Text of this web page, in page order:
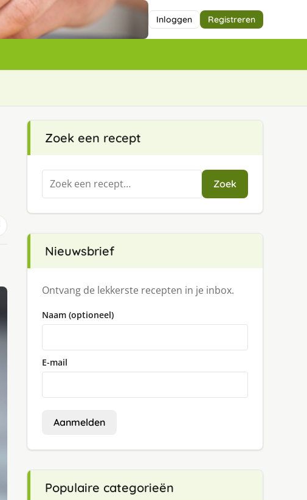
Inloggen Registreren
Zoek een recept
Zoeken
naar:
Zoek
Nieuwsbrief
Ontvang de lekkerste recepten in je inbox.
Naam (optioneel)
E-mail
Aanmelden
Populaire categorieën